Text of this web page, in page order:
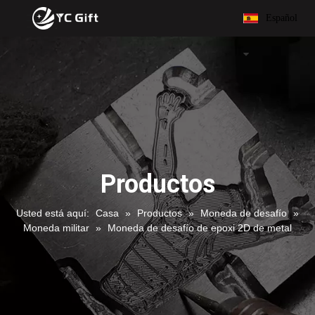
Español
Productos
Usted está aquí: Casa » Productos » Moneda de desafío »
Moneda militar » Moneda de desafío de epoxi 2D de metal